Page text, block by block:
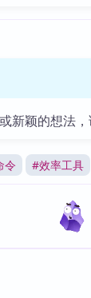
新颖的想法
令 #效率工具